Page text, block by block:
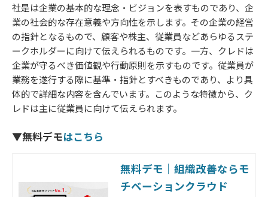
社是は企業の基本的な理念・ビジョンを表すものであり、企
業の社会的な存在意義や方向性を示します。その企業の経営
の指針となるもので、顧客や株主、従業員などあらゆるステ
ークホルダーに向けて伝えられるものです。一方、クレドは
企業が守るべき価値観や行動原則を示すものです。従業員が
業務を遂行する際に基準・指針とすべきものであり、より具
体的で詳細な内容を含んでいます。このような特徴から、ク
レドは主に従業員に向けて伝えられます。
▼無料デモはこちら
無料デモ｜組織改善ならモ
チベーションクラウド